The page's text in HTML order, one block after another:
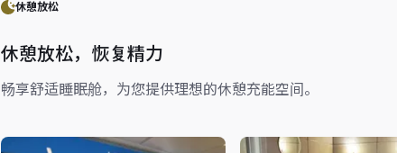
休憩放松
休憩放松，恢复精力
畅享舒适睡眠舱，为您提供理想的休憩充能空间。